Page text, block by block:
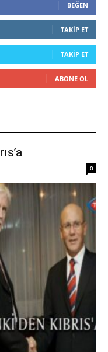
BEĞEN
TAKIP ET
TAKIP ET
ABONE OL
0